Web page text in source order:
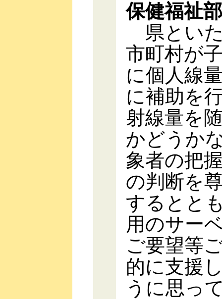
保健福祉
県とい
市町村が
に個人線
に補助を
射線量を
かどうか
象者の把
の判断を
するとと
用のサー
ご要望等
的に支援
うに思っ